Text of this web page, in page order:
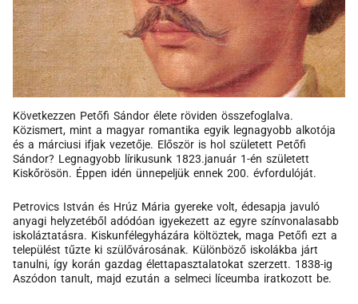
Következzen Petőfi Sándor élete röviden összefoglalva.
Közismert, mint a magyar romantika egyik legnagyobb alkotója
és a márciusi ifjak vezetője. Először is hol született Petőfi
Sándor? Legnagyobb lírikusunk 1823.január 1-én született
Kiskőrösön. Éppen idén ünnepeljük ennek 200. évfordulóját.
Petrovics István és Hrúz Mária gyereke volt, édesapja javuló
anyagi helyzetéből adódóan igyekezett az egyre színvonalasabb
iskoláztatásra. Kiskunfélegyházára költöztek, maga Petőfi ezt a
települést tűzte ki szülővárosának. Különböző iskolákba járt
tanulni, így korán gazdag élettapasztalatokat szerzett. 1838-ig
Aszódon tanult, majd ezután a selmeci líceumba iratkozott be.